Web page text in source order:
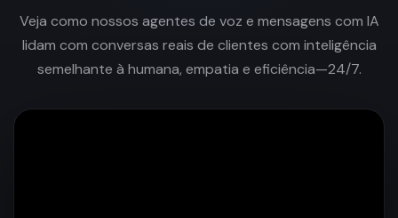
Veja como nossos agentes de voz e mensagens com IA
lidam com conversas reais de clientes com inteligência
semelhante à humana, empatia e eficiência—24/7.